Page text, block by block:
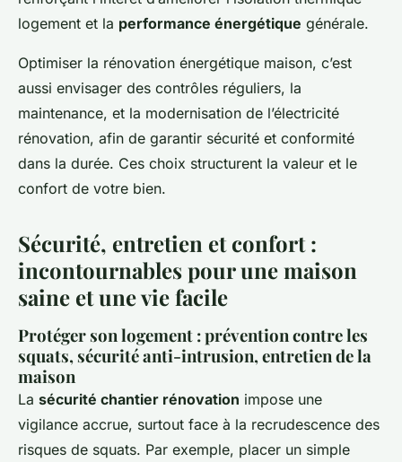
logement et la performance énergétique générale.
Optimiser la rénovation énergétique maison, c’est
aussi envisager des contrôles réguliers, la
maintenance, et la modernisation de l’électricité
rénovation, afin de garantir sécurité et conformité
dans la durée. Ces choix structurent la valeur et le
confort de votre bien.
Sécurité, entretien et confort :
incontournables pour une maison
saine et une vie facile
Protéger son logement : prévention contre les
squats, sécurité anti-intrusion, entretien de la
maison
La sécurité chantier rénovation impose une
vigilance accrue, surtout face à la recrudescence des
risques de squats. Par exemple, placer un simple